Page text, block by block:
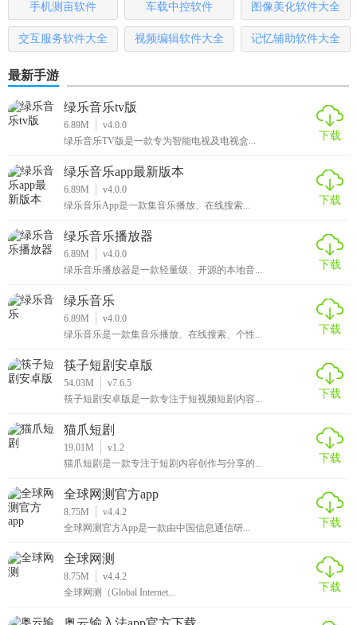
手机测亩软件 车载中控软件 图像美化软件大全
交互服务软件大全 视频编辑软件大全 记忆辅助软件大全
最新手游
绿乐音乐tv版
6.89M
v4.0.0
绿乐音乐TV版是一款专为智能电视及电视盒...
下载
绿乐音乐app最新版本
6.89M
v4.0.0
绿乐音乐App是一款集音乐播放、在线搜索...
下载
绿乐音乐播放器
6.89M
v4.0.0
绿乐音乐播放器是一款轻量级、开源的本地音...
下载
绿乐音乐
6.89M
v4.0.0
绿乐音乐是一款集音乐播放、在线搜索、个性...
下载
筷子短剧安卓版
54.03M
v7.6.5
筷子短剧安卓版是一款专注于短视频短剧内容...
下载
猫爪短剧
19.01M
v1.2
猫爪短剧是一款专注于短剧内容创作与分享的...
下载
全球网测官方app
8.75M
v4.4.2
全球网测官方App是一款由中国信息通信研...
下载
全球网测
8.75M
v4.4.2
全球网测（Global Internet...
下载